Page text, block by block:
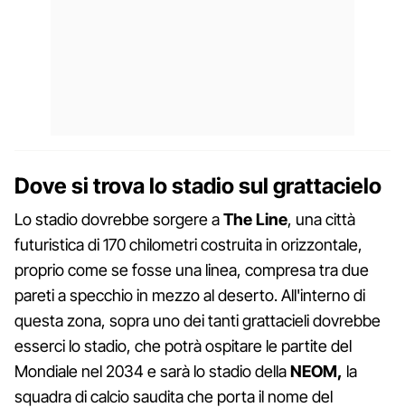
Dove si trova lo stadio sul grattacielo
Lo stadio dovrebbe sorgere aThe Line, una città
futuristica di 170 chilometri costruita in orizzontale,
proprio come se fosse una linea, compresa tra due
pareti a specchio in mezzo al deserto. All'interno di
questa zona, sopra uno dei tanti grattacieli dovrebbe
esserci lo stadio, che potrà ospitare le partite del
Mondiale nel 2034 e sarà lo stadio dellaNEOM, la
squadra di calcio saudita che porta il nome del